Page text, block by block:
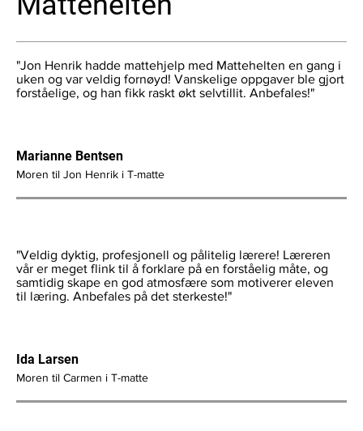
"Jon Henrik hadde mattehjelp med Mattehelten en gang i
uken og var veldig fornøyd! Vanskelige oppgaver ble gjort
forståelige, og han fikk raskt økt selvtillit. Anbefales!"
Marianne Bentsen
Moren til Jon Henrik i T-matte
"Veldig dyktig, profesjonell og pålitelig lærere! Læreren
vår er meget flink til å forklare på en forståelig måte, og
samtidig skape en god atmosfære som motiverer eleven
til læring. Anbefales på det sterkeste!"
Ida Larsen
Moren til Carmen i T-matte